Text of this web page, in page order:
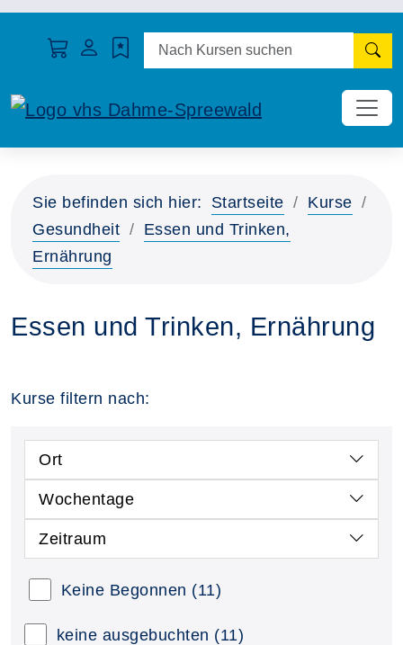
Sie befinden sich hier: Startseite
Kurse
Gesundheit
Essen und Trinken,
Ernährung
Essen und Trinken, Ernährung
Kurse filtern nach:
Ort
Wochentage
Zeitraum
Keine Begonnen (11)
keine ausgebuchten (11)